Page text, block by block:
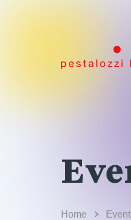
Home